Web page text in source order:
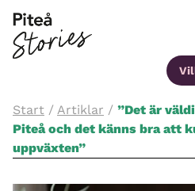
Start / Artiklar / ”Det är
Piteå och det känns bra att
uppväxten”